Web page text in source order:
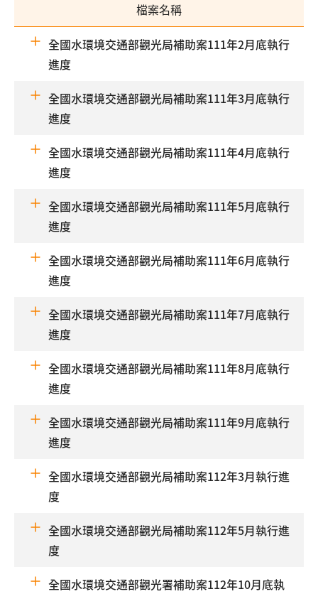
檔案名稱
全國水環境交通部觀光局補助案111年2月底執行
進度
全國水環境交通部觀光局補助案111年3月底執行
進度
全國水環境交通部觀光局補助案111年4月底執行
進度
全國水環境交通部觀光局補助案111年5月底執行
進度
全國水環境交通部觀光局補助案111年6月底執行
進度
全國水環境交通部觀光局補助案111年7月底執行
進度
全國水環境交通部觀光局補助案111年8月底執行
進度
全國水環境交通部觀光局補助案111年9月底執行
進度
全國水環境交通部觀光局補助案112年3月執行進
度
全國水環境交通部觀光局補助案112年5月執行進
度
全國水環境交通部觀光署補助案112年10月底執